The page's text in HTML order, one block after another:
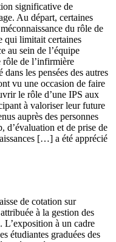
significative de
Au départ, certaines
du rôle de
qui limitait certaines
au sein de l’équipe
rôle de l’infirmière
les pensées des autres
vu une occasion de faire
le rôle d’une IPS aux
à valoriser leur future
auprès des personnes
d’évaluation et de prise de
[…] a été apprécié
de cotation sur
à la gestion des
L’exposition à un cadre
étudiantes graduées des